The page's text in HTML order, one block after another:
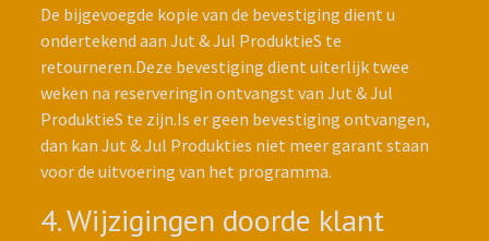
De bijgevoegde kopie van de bevestiging dient u
ondertekend aan Jut & Jul ProduktieS te
retourneren.Deze bevestiging dient uiterlijk twee
weken na reserveringin ontvangst van Jut & Jul
ProduktieS te zijn.Is er geen bevestiging ontvangen,
dan kan Jut & Jul Produkties niet meer garant staan
voor de uitvoering van het programma.
4. Wijzigingen doorde klant